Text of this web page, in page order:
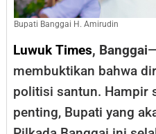
Bupati Banggai H. Amirudin
Luwuk Times, Banggai
membuktikan bahwa
politisi santun. Hampir
penting, Bupati yang